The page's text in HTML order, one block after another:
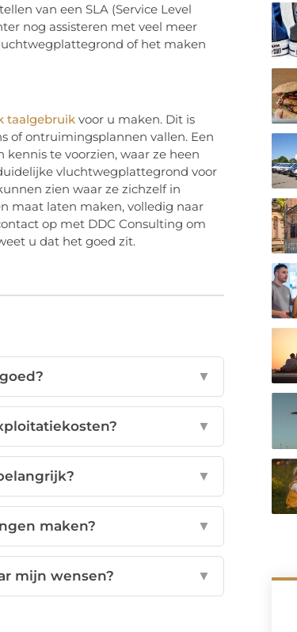
van een SLA (Service Level
nog assisteren met veel meer
of het maken
taalgebruikvoor u maken. Dit is
of ontruimingsplannen vallen. Een
te voorzien, waar ze heen
vluchtwegplattegrond voor
zien waar ze zichzelf in
maat laten maken, volledig naar
op met DDC Consulting om
u dat het goed zit.
▼
▼
▼
maken? ▼
mijn wensen? ▼